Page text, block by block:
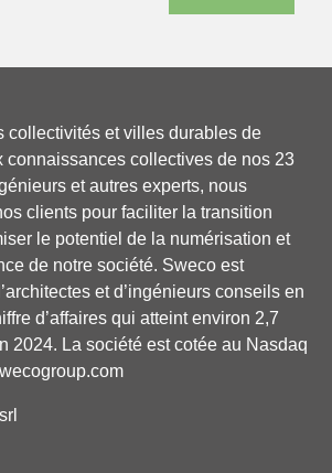
collectivités et villes durables de
connaissances collectives de nos 23
et autres experts, nous
clients pour faciliter la transition
le potentiel de la numérisation et
de notre société. Sweco est
et d’ingénieurs conseils en
d’affaires qui atteint environ 2,7
2024. La société est cotée au Nasdaq